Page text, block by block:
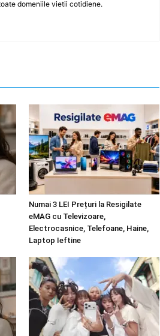
domeniile vietii cotidiene.
Numai 3 LEI Prețuri la Resigilate
eMAG cu Televizoare,
Electrocasnice, Telefoane, Haine,
Laptop Ieftine